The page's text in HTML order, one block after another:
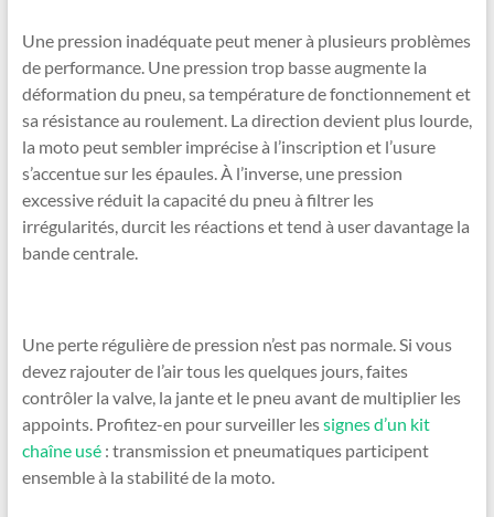
Une pression inadéquate peut mener à plusieurs problèmes
de performance. Une pression trop basse augmente la
déformation du pneu, sa température de fonctionnement et
sa résistance au roulement. La direction devient plus lourde,
la moto peut sembler imprécise à l’inscription et l’usure
s’accentue sur les épaules. À l’inverse, une pression
excessive réduit la capacité du pneu à filtrer les
irrégularités, durcit les réactions et tend à user davantage la
bande centrale.
Une perte régulière de pression n’est pas normale. Si vous
devez rajouter de l’air tous les quelques jours, faites
contrôler la valve, la jante et le pneu avant de multiplier les
appoints. Profitez-en pour surveiller lessignes d’un kit
chaîne usé: transmission et pneumatiques participent
ensemble à la stabilité de la moto.